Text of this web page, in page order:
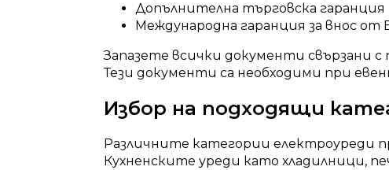
Допълнителна търговска гаранция
Международна гаранция за внос от
Запазете всички документи свързани
Тези документи са необходими при
Избор на подходящи
Различните категории електроуреди
Кухненските уреди като хладилници,